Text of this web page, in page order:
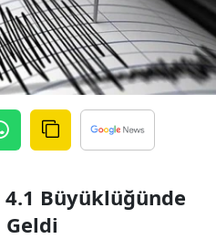
4.1 Büyüklüğünde